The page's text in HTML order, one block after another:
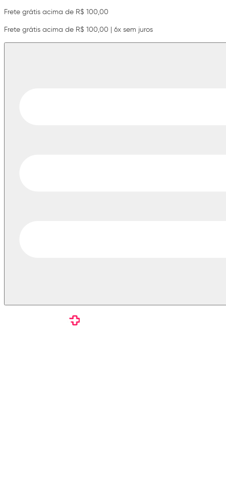
Frete grátis acima de R$ 100,00
Frete grátis acima de R$ 100,00 | 6x sem juros